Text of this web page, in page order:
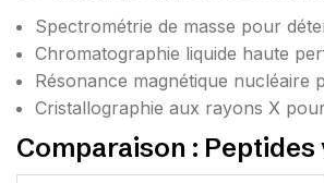
Spectrométrie de masse pour
Chromatographie liquide haute
Résonance magnétique
Cristallographie aux rayons X
Comparaison :